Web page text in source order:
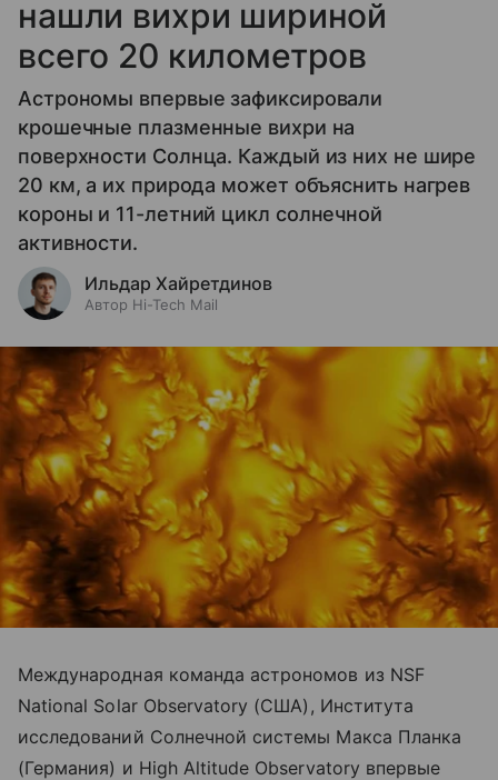
нашли вихри шириной
всего 20 километров
Астрономы впервые зафиксировали
крошечные плазменные вихри на
поверхности Солнца. Каждый из них не шире
20 км, а их природа может объяснить нагрев
короны и 11-летний цикл солнечной
активности.
Ильдар Хайретдинов
Автор Hi-Tech Mail
Международная команда астрономов из NSF
National Solar Observatory (США), Института
исследований Солнечной системы Макса Планка
(Германия) и High Altitude Observatory впервые